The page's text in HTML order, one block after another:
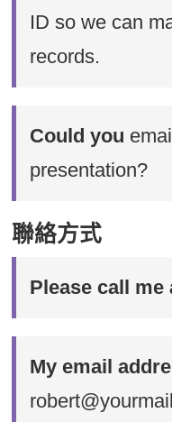
ID so we can
records.
Could you
presentation?
聯絡方式
Please call me
My email